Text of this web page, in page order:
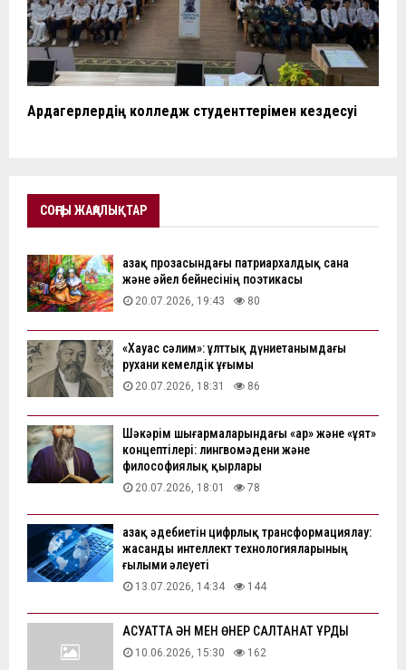
Ардагерлердің колледж студенттерімен кездесуі
СОҢҒЫ ЖАҢАЛЫҚТАР
Қазақ прозасындағы патриархалдық сана
және әйел бейнесінің поэтикасы
20.07.2026, 19:43 80
«Хауас сәлим»: ұлттық дүниетанымдағы
рухани кемелдік ұғымы
20.07.2026, 18:31 86
Шәкәрім шығармаларындағы «ар» және «ұят»
концептілері: лингвомәдени және
философиялық қырлары
20.07.2026, 18:01 78
Қазақ әдебиетін цифрлық трансформациялау:
жасанды интеллект технологияларының
ғылыми әлеуеті
13.07.2026, 14:34 144
АҚСУАТТА ӘН МЕН ӨНЕР САЛТАНАТ ҚҰРДЫ
10.06.2026, 15:30 162